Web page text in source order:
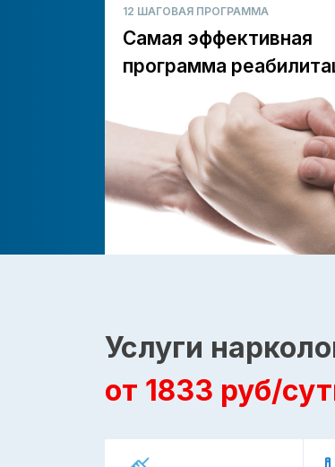
12 ШАГОВАЯ ПРОГРАММА
Самая эффективная
программа
Услуги
от 1833 руб/